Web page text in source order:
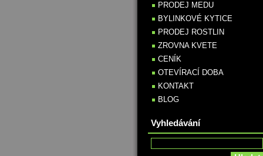
PRODEJ MEDU
BYLINKOVÉ KYTICE
PRODEJ ROSTLIN
ZROVNA KVETE
CENÍK
OTEVÍRACÍ DOBA
KONTAKT
BLOG
Vyhledávání